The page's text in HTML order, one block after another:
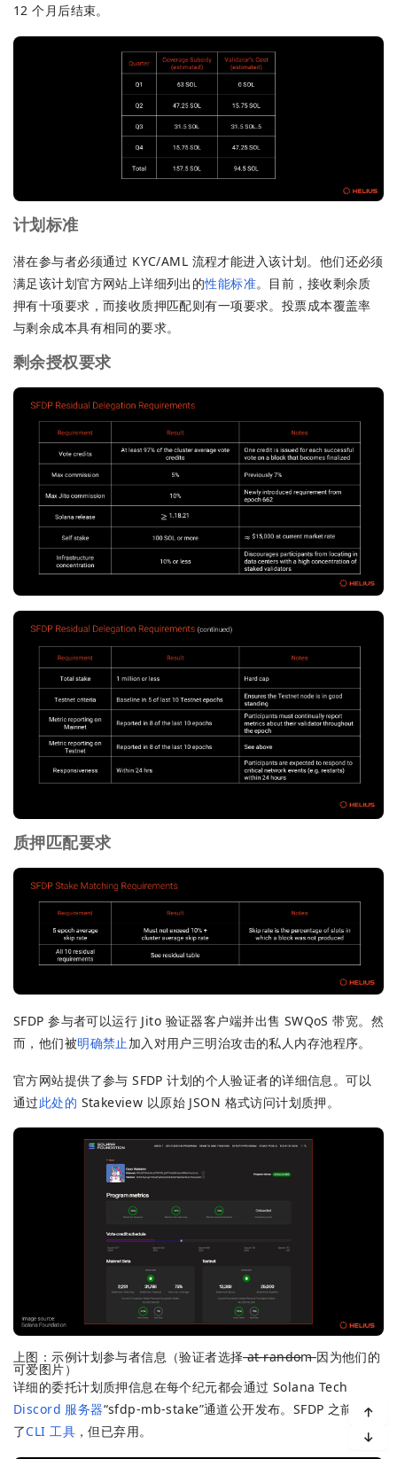
12 个月后结束。
计划标准
潜在参与者必须通过 KYC/AML 流程才能进入该计划。他们还必须
满足该计划官方网站上详细列出的性能标准。目前，接收剩余质
押有十项要求，而接收质押匹配则有一项要求。投票成本覆盖率
与剩余成本具有相同的要求。
剩余授权要求
质押匹配要求
SFDP 参与者可以运行 Jito 验证器客户端并出售 SWQoS 带宽。然
而，他们被明确禁止 加入对用户三明治攻击的私人内存池程序。
官方网站提供了参与 SFDP 计划的个人验证者的详细信息。可以
通过此处的 Stakeview 以原始 JSON 格式访问计划质押。
上图：示例计划参与者信息（验证者选择 ̶a̶t̶ ̶r̶a̶n̶d̶o̶m̶ 因为他们的
可爱图片）
详细的委托计划质押信息在每个纪元都会通过 Solana Tech
Discord 服务器“sfdp-mb-stake”通道公开发布。SFDP 之前提供
了CLI 工具，但已弃用。